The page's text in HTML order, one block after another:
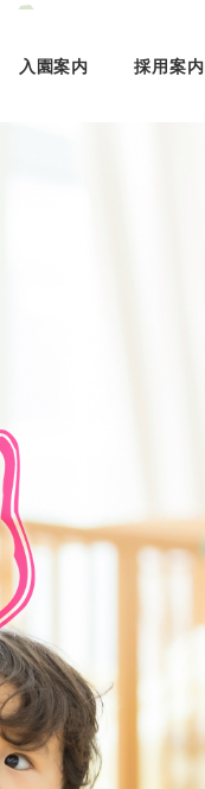
入園案内 採用案内